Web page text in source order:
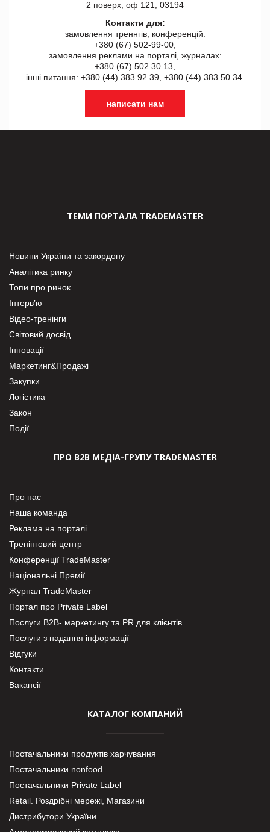
2 поверх, оф 121, 03194
Контакти для:
замовлення треннгів, конференцій:
+380 (67) 502-99-00,
замовлення реклами на порталі, журналах:
+380 (67) 502 30 13,
інші питання: +380 (44) 383 92 39, +380 (44) 383 50 34.
написати нам
ТЕМИ ПОРТАЛА TRADEMASTER
Новини України та закордону
Аналітика ринку
Топи про ринок
Інтерв’ю
Відео-тренінги
Світовий досвід
Інновації
Маркетинг&Продажі
Закупки
Логістика
Закон
Події
ПРО В2В МЕДІА-ГРУПУ TRADEMASTER
Про нас
Наша команда
Реклама на порталі
Тренінговий центр
Конференції TradeMaster
Національні Премії
Журнал TradeMaster
Портал про Private Label
Послуги В2В- маркетингу та PR для клієнтів
Послуги з надання інформації
Відгуки
Контакти
Вакансії
КАТАЛОГ КОМПАНИЙ
Постачальники продуктів харчування
Постачальники nonfood
Постачальники Private Label
Retail. Роздрібні мережі, Магазини
Дистрибутори України